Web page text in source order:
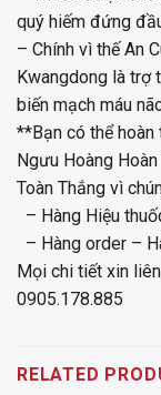
quý hiếm đứng
– Chính vì thế An
Kwangdong là trợ
biến mạch máu
**Bạn có thể hoàn
Ngưu Hoàng
Toàn Thắng vì
– Hàng Hiệu
– Hàng order –
Mọi chi tiết xin
0905.178.885
RELATED